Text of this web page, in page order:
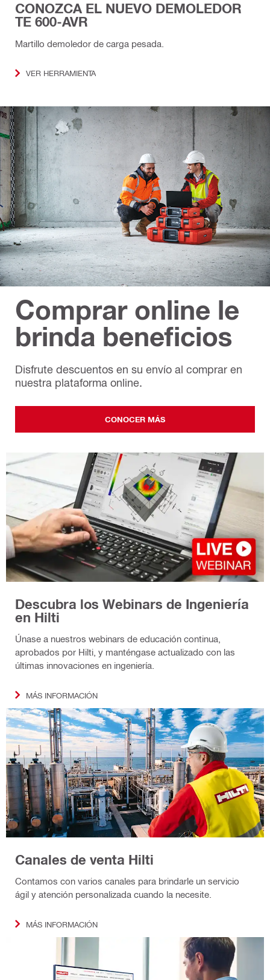
CONOZCA EL NUEVO DEMOLEDOR
TE 600-AVR
Martillo demoledor de carga pesada.
VER HERRAMIENTA
Comprar online le
brinda beneficios
Disfrute descuentos en su envío al comprar en
nuestra plataforma online.
CONOCER MÁS
Descubra los Webinars de Ingeniería
en Hilti
Únase a nuestros webinars de educación continua,
aprobados por Hilti, y manténgase actualizado con las
últimas innovaciones en ingeniería.
MÁS INFORMACIÓN
Canales de venta Hilti
Contamos con varios canales para brindarle un servicio
ágil y atención personalizada cuando la necesite.
MÁS INFORMACIÓN